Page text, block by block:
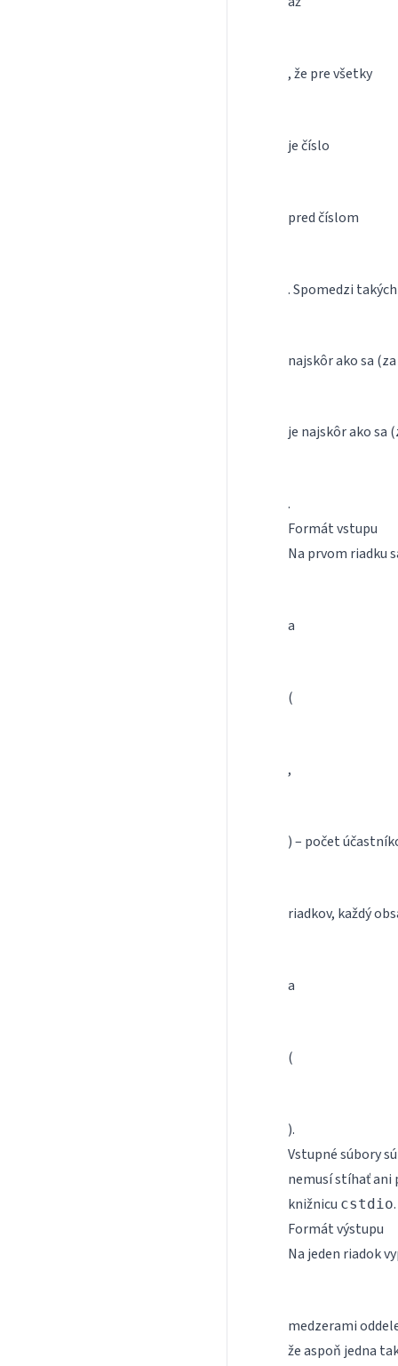
, že pre všetky
je číslo
pred číslom
. Spomedzi
najskôr ako sa
je najskôr ako sa
.
Formát vstupu
Na prvom riadku
a
(
,
) – počet
riadkov, každý
a
(
).
Vstupné súbory
nemusí stíhať ani
knižnicu cstdio.
Formát výstupu
Na jeden riadok
medzerami
že aspoň jedna